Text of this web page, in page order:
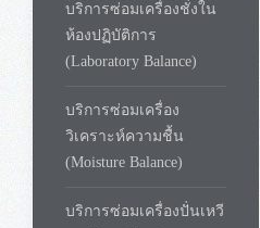
บริการซ่อมเครื่องชั่งใน
ห้องปฏิบัติการ
(Laboratory Balance)
บริการซ่อมเครื่อง
วิเคราะห์ความชื้น
(Moisture Balance)
บริการซ่อมเครื่องปั่นเหวี